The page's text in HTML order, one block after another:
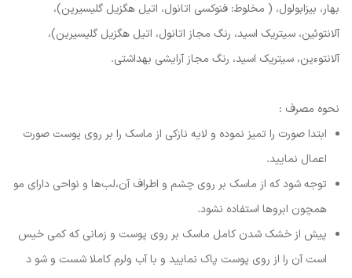
بهار، بیزابولول، ( مخلوط: فنوکسی اتانول، اتیل هگزیل گلیسیرین)،
آلانتوئین، سیتریک اسید، رنگ مجاز اتانول، اتیل هگزیل گلیسیرین)،
آلانتوءین، سیتریک اسید، رنگ مجاز آرایشی بهداشتی.
نحوه مصرف :
ابتدا صورت را تمیز نموده و لایه نازکی از ماسک را بر روی پوست صورت
اعمال نمایید.
توجه شود که از ماسک بر روی چشم و اطراف آن،لب‌ها و نواحی دارای مو
همچون ابروها استفاده نشود.
پیش از خشک شدن کامل ماسک بر روی پوست و زمانی که کمی خیس
است آن را از روی پوست پاک نمایید و با آب ولرم کاملا شست و شو د